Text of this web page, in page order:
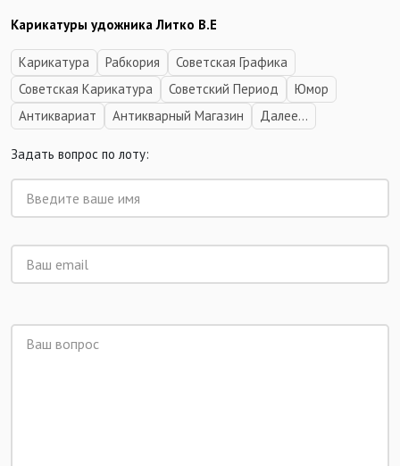
Карикатуры удожника Литко В.Е
Карикатура Рабкория
Советская Графика
Советская Карикатура
Советский Период
Юмор
Антиквариат
Антикварный Магазин Далее...
Задать вопрос по лоту: